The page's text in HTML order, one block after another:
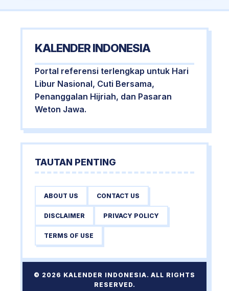
KALENDER INDONESIA
Portal referensi terlengkap untuk Hari
Libur Nasional, Cuti Bersama,
Penanggalan Hijriah, dan Pasaran
Weton Jawa.
TAUTAN PENTING
ABOUT US CONTACT US
DISCLAIMER PRIVACY POLICY
TERMS OF USE
© 2026 KALENDER INDONESIA. ALL RIGHTS
RESERVED.